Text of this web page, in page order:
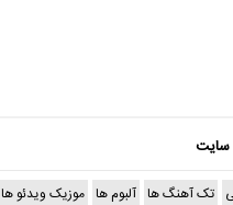
سایت
تک آهنگ ها آلبوم ها موزیک ویدئو ها